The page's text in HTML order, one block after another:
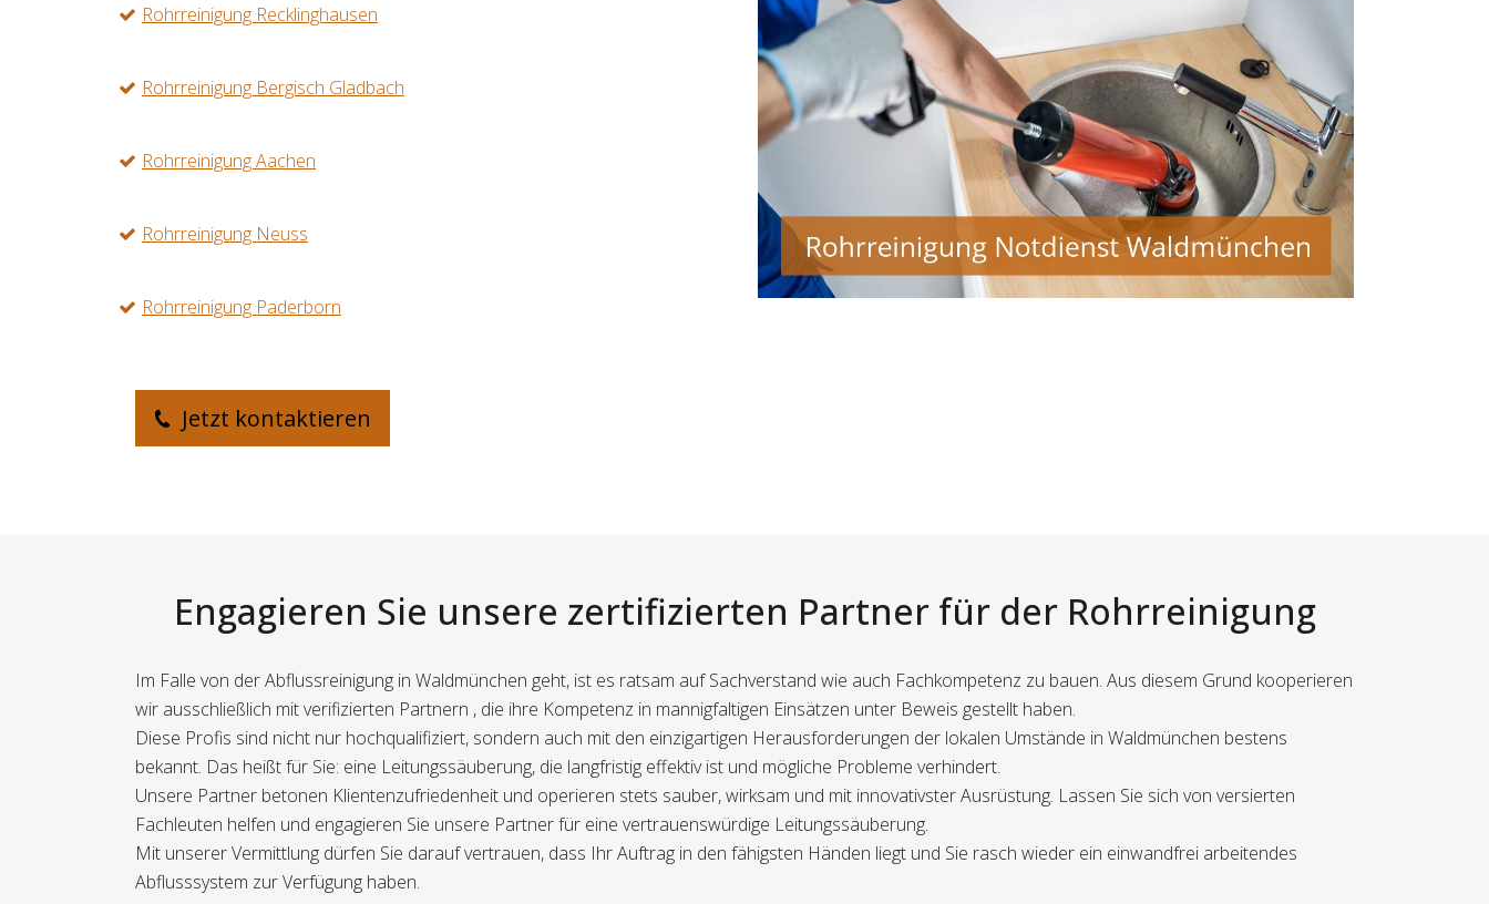
Rohrreinigung Recklinghausen
Rohrreinigung Bergisch Gladbach
Rohrreinigung Aachen
Rohrreinigung Neuss
Rohrreinigung Paderborn
Jetzt kontaktieren
Engagieren Sie unsere zertifizierten Partner für der Rohrreinigung
Im Falle von der Abflussreinigung in Waldmünchen geht, ist es ratsam auf Sachverstand wie auch Fachkompetenz zu bauen. Aus diesem Grund kooperieren
wir ausschließlich mit verifizierten Partnern , die ihre Kompetenz in mannigfaltigen Einsätzen unter Beweis gestellt haben.
Diese Profis sind nicht nur hochqualifiziert, sondern auch mit den einzigartigen Herausforderungen der lokalen Umstände in Waldmünchen bestens
bekannt. Das heißt für Sie: eine Leitungssäuberung, die langfristig effektiv ist und mögliche Probleme verhindert.
Unsere Partner betonen Klientenzufriedenheit und operieren stets sauber, wirksam und mit innovativster Ausrüstung. Lassen Sie sich von versierten
Fachleuten helfen und engagieren Sie unsere Partner für eine vertrauenswürdige Leitungssäuberung.
Mit unserer Vermittlung dürfen Sie darauf vertrauen, dass Ihr Auftrag in den fähigsten Händen liegt und Sie rasch wieder ein einwandfrei arbeitendes
Abflusssystem zur Verfügung haben.